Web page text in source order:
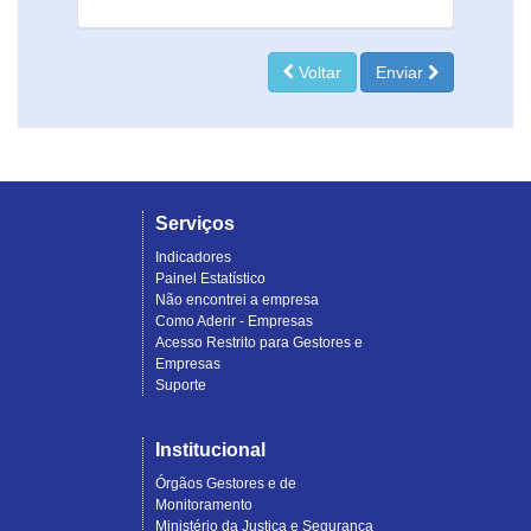
Voltar Enviar
Serviços
Indicadores
Painel Estatístico
Não encontrei a empresa
Como Aderir - Empresas
Acesso Restrito para Gestores e
Empresas
Suporte
Institucional
Órgãos Gestores e de
Monitoramento
Ministério da Justiça e Segurança